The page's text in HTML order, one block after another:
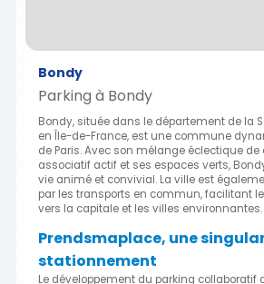
Bondy
Parking à Bondy
Bondy, située dans le département de la
en Île-de-France, est une commune
de Paris. Avec son mélange éclectique
associatif actif et ses espaces verts,
vie animé et convivial. La ville est
par les transports en commun, facilitant
vers la capitale et les villes environnantes.
Prendsmaplace, une
stationnement
Le développement du parking collaboratif